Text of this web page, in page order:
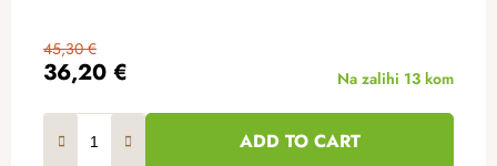
36,20 €
45,30 €
Na zalihi 13 kom
ADD TO CART